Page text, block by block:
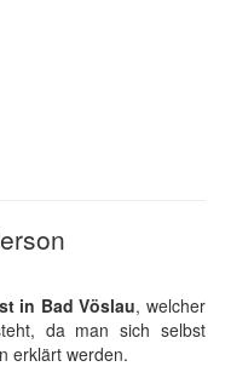
in Bad Vöslau, welcher
da man sich selbst
erklärt werden.